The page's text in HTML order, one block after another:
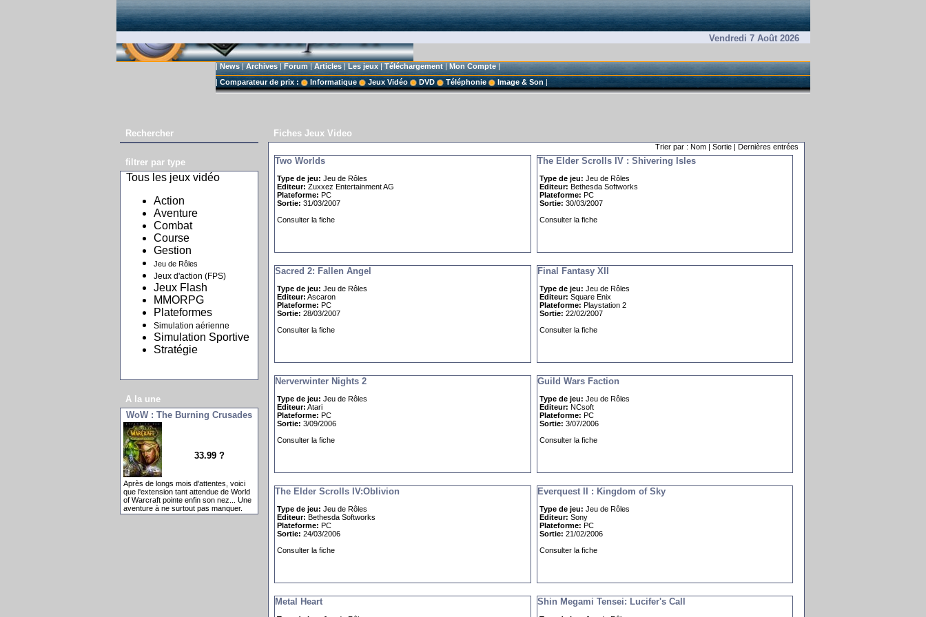
Vendredi 7 Août 2026
|News|Archives|Forum|Articles|Les jeux|Téléchargement|Mon Compte|
| Comparateur de prix : Informatique Jeux Vidéo DVD Téléphonie Image & Son |
Rechercher
filtrer par type
Tous les jeux vidéo
Action
Aventure
Combat
Course
Gestion
Jeu de Rôles
Jeux d'action (FPS)
Jeux Flash
MMORPG
Plateformes
Simulation aérienne
Simulation Sportive
Stratégie
A la une
WoW : The Burning Crusades
33.99 ?
Après de longs mois d'attentes, voici
que l'extension tant attendue de World
of Warcraft pointe enfin son nez... Une
aventure à ne surtout pas manquer.
Fiches Jeux Video
Trier par : Nom | Sortie | Dernières entrées
Two Worlds
Type de jeu: Jeu de Rôles
Editeur: Zuxxez Entertainment AG
Plateforme: PC
Sortie: 31/03/2007
Consulter la fiche
The Elder Scrolls IV : Shivering Isles
Type de jeu: Jeu de Rôles
Editeur: Bethesda Softworks
Plateforme: PC
Sortie: 30/03/2007
Consulter la fiche
Sacred 2: Fallen Angel
Type de jeu: Jeu de Rôles
Editeur: Ascaron
Plateforme: PC
Sortie: 28/03/2007
Consulter la fiche
Final Fantasy XII
Type de jeu: Jeu de Rôles
Editeur: Square Enix
Plateforme: Playstation 2
Sortie: 22/02/2007
Consulter la fiche
Nerverwinter Nights 2
Type de jeu: Jeu de Rôles
Editeur: Atari
Plateforme: PC
Sortie: 3/09/2006
Consulter la fiche
Guild Wars Faction
Type de jeu: Jeu de Rôles
Editeur: NCsoft
Plateforme: PC
Sortie: 3/07/2006
Consulter la fiche
The Elder Scrolls IV:Oblivion
Type de jeu: Jeu de Rôles
Editeur: Bethesda Softworks
Plateforme: PC
Sortie: 24/03/2006
Consulter la fiche
Everquest II : Kingdom of Sky
Type de jeu: Jeu de Rôles
Editeur: Sony
Plateforme: PC
Sortie: 21/02/2006
Consulter la fiche
Metal Heart Shin Megami Tensei: Lucifer's Call